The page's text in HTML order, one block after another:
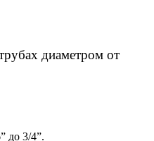
диаметром от
до 3/4”.